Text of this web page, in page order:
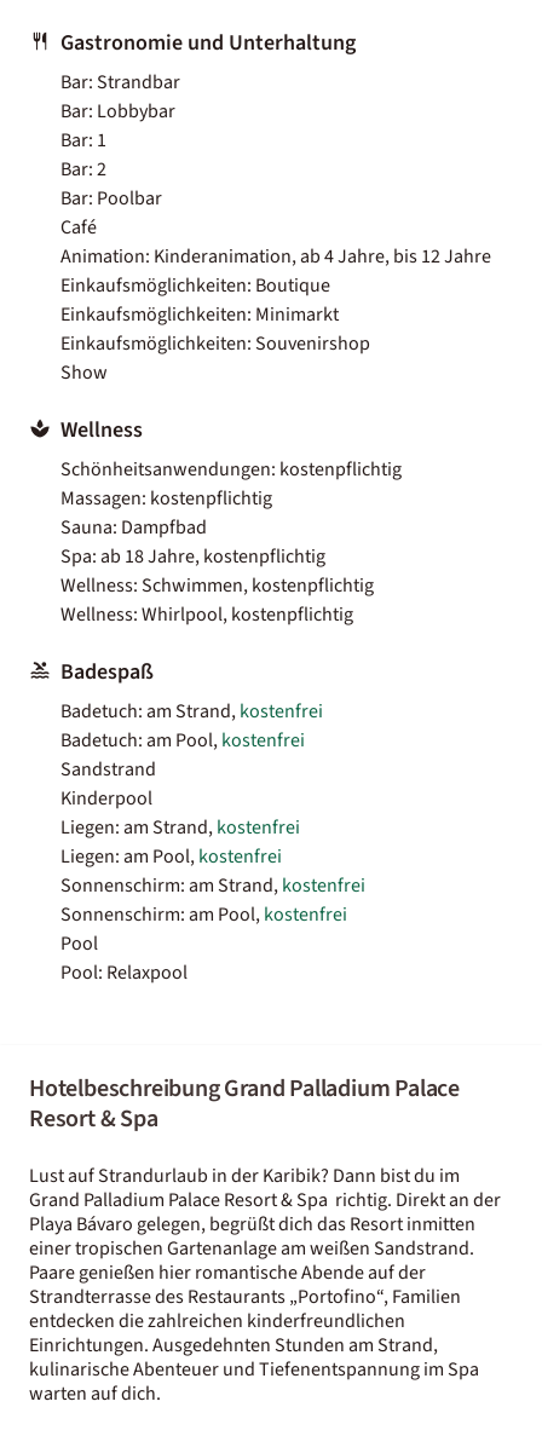
Gastronomie und Unterhaltung
Bar: Strandbar
Bar: Lobbybar
Bar: 1
Bar: 2
Bar: Poolbar
Café
Animation: Kinderanimation, ab 4 Jahre, bis 12 Jahre
Einkaufsmöglichkeiten: Boutique
Einkaufsmöglichkeiten: Minimarkt
Einkaufsmöglichkeiten: Souvenirshop
Show
Wellness
Schönheitsanwendungen: kostenpflichtig
Massagen: kostenpflichtig
Sauna: Dampfbad
Spa: ab 18 Jahre, kostenpflichtig
Wellness: Schwimmen, kostenpflichtig
Wellness: Whirlpool, kostenpflichtig
Badespaß
Badetuch: am Strand,kostenfrei
Badetuch: am Pool,kostenfrei
Sandstrand
Kinderpool
Liegen: am Strand,kostenfrei
Liegen: am Pool,kostenfrei
Sonnenschirm: am Strand,kostenfrei
Sonnenschirm: am Pool,kostenfrei
Pool
Pool: Relaxpool
Hotelbeschreibung Grand Palladium Palace
Resort & Spa
Lust auf Strandurlaub in der Karibik? Dann bist du im
Grand Palladium Palace Resort & Spa richtig. Direkt an der
Playa Bávaro gelegen, begrüßt dich das Resort inmitten
einer tropischen Gartenanlage am weißen Sandstrand.
Paare genießen hier romantische Abende auf der
Strandterrasse des Restaurants „Portofino“, Familien
entdecken die zahlreichen kinderfreundlichen
Einrichtungen. Ausgedehnten Stunden am Strand,
kulinarische Abenteuer und Tiefenentspannung im Spa
warten auf dich.